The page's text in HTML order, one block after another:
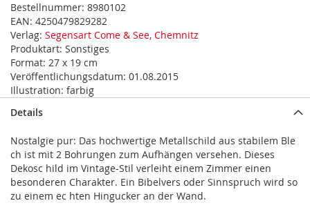
Bestellnummer: 8980102
EAN: 4250479829282
Verlag: Segensart Come & See, Chemnitz
Produktart: Sonstiges
Format: 27 x 19 cm
Veröffentlichungsdatum: 01.08.2015
Illustration: farbig
Details
Nostalgie pur: Das hochwertige Metallschild aus stabilem Ble
ch ist mit 2 Bohrungen zum Aufhängen versehen. Dieses
Dekosc hild im Vintage-Stil verleiht einem Zimmer einen
besonderen Charakter. Ein Bibelvers oder Sinnspruch wird so
zu einem ec hten Hingucker an der Wand.